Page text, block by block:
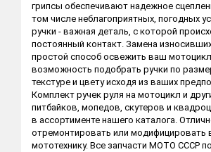
грипсы обеспечивают надежное
том числе неблагоприятных, погодных
ручки - важная деталь, с которой
постоянный контакт. Замена
простой способ освежить ваш
возможность подобрать ручки по
текстуре и цвету исходя из ваших
Комплект ручек руля на мотоцикл и
питбайков, мопедов, скутеров и
в ассортименте нашего каталога.
отремонтировать или модифицировать
мототехнику. Все запчасти МОТО СССР